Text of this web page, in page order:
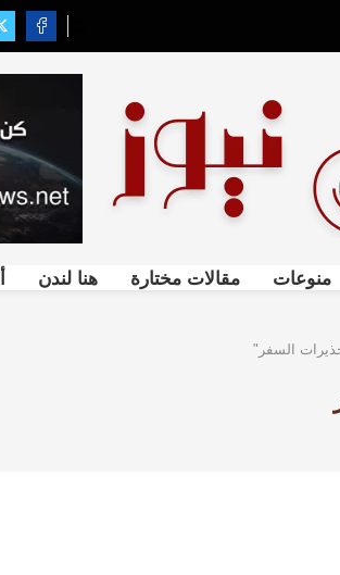
منوعات مقالات مختارة هنا لندن